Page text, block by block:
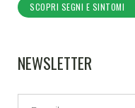
SCOPRI SEGNI E SINTOMI
NEWSLETTER